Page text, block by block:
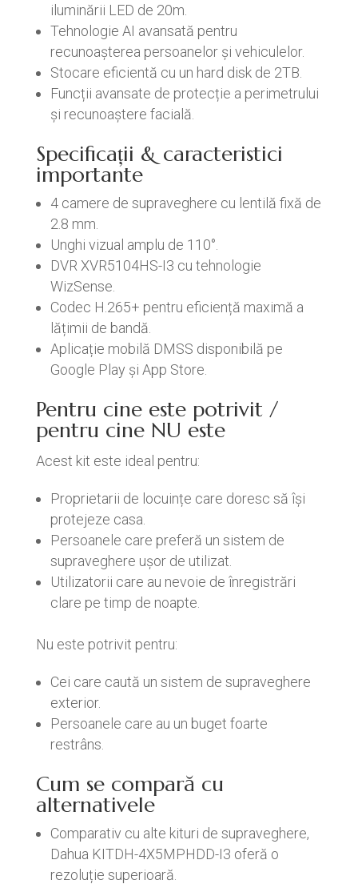
iluminării LED de 20m.
Tehnologie AI avansată pentru
recunoașterea persoanelor și vehiculelor.
Stocare eficientă cu un hard disk de 2TB.
Funcții avansate de protecție a perimetrului
și recunoaștere facială.
Specificații & caracteristici
importante
4 camere de supraveghere cu lentilă fixă de
2.8 mm.
Unghi vizual amplu de 110°.
DVR XVR5104HS-I3 cu tehnologie
WizSense.
Codec H.265+ pentru eficiență maximă a
lățimii de bandă.
Aplicație mobilă DMSS disponibilă pe
Google Play și App Store.
Pentru cine este potrivit /
pentru cine NU este
Acest kit este ideal pentru:
Proprietarii de locuințe care doresc să își
protejeze casa.
Persoanele care preferă un sistem de
supraveghere ușor de utilizat.
Utilizatorii care au nevoie de înregistrări
clare pe timp de noapte.
Nu este potrivit pentru:
Cei care caută un sistem de supraveghere
exterior.
Persoanele care au un buget foarte
restrâns.
Cum se compară cu
alternativele
Comparativ cu alte kituri de supraveghere,
Dahua KITDH-4X5MPHDD-I3 oferă o
rezoluție superioară.